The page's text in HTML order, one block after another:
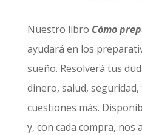
Nuestro libro Cómo
ayudará en los
sueño. Resolverá tus
dinero, salud,
cuestiones más.
y, con cada compra, nos